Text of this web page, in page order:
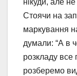
нікуди, але
Стоячи на
маркування
думали: “А в
розкладу все
розберемо